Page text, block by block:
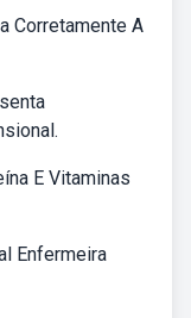
Corretamente A
E Vitaminas
Enfermeira